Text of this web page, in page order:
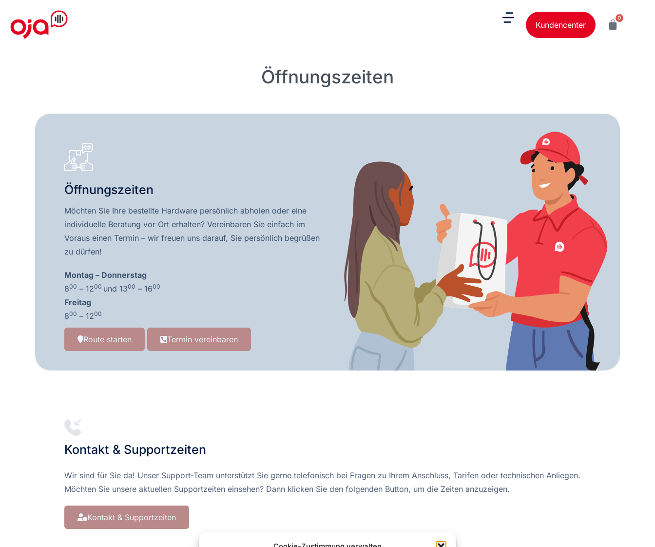
Kundencenter
0
Öffnungszeiten
Öffnungszeiten
Möchten Sie Ihre bestellte Hardware persönlich abholen oder eine
individuelle Beratung vor Ort erhalten? Vereinbaren Sie einfach im
Voraus einen Termin – wir freuen uns darauf, Sie persönlich begrüßen
zu dürfen!
Montag – Donnerstag
800 – 1200 und 1300 – 1600
Freitag
800 – 1200
Route starten Termin vereinbaren
Kontakt & Supportzeiten
Wir sind für Sie da! Unser Support-Team unterstützt Sie gerne telefonisch bei Fragen zu Ihrem Anschluss, Tarifen oder technischen Anliegen.
Möchten Sie unsere aktuellen Supportzeiten einsehen? Dann klicken Sie den folgenden Button, um die Zeiten anzuzeigen.
Kontakt & Supportzeiten